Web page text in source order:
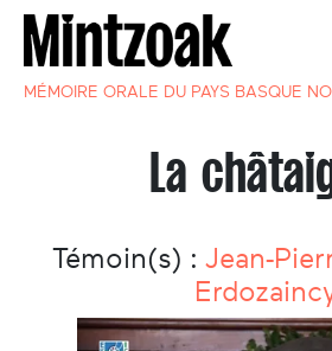
MÉMOIRE ORALE DU PAYS BASQUE
La
Témoin(s) : Jean-